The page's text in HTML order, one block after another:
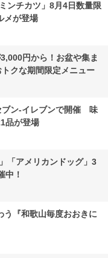
ンチカツ」8月4日数量限
メが登場
円から！お盆や集ま
クな期間限定メニュー
ブン-イレブンで開催 味
品が登場
「アメリカンドッグ」3
中！
う『和歌山毎度おおきに